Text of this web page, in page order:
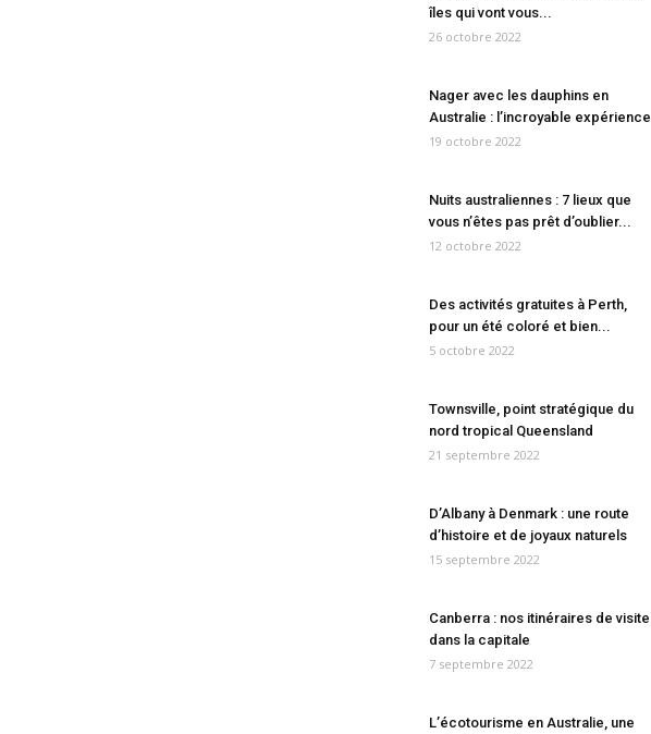
îles qui vont vous...
26 octobre 2022
Nager avec les dauphins en
Australie : l’incroyable expérience
19 octobre 2022
Nuits australiennes : 7 lieux que
vous n’êtes pas prêt d’oublier...
12 octobre 2022
Des activités gratuites à Perth,
pour un été coloré et bien...
5 octobre 2022
Townsville, point stratégique du
nord tropical Queensland
21 septembre 2022
D’Albany à Denmark : une route
d’histoire et de joyaux naturels
15 septembre 2022
Canberra : nos itinéraires de visite
dans la capitale
7 septembre 2022
L’écotourisme en Australie, une